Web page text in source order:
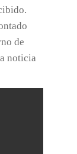
de
noticia